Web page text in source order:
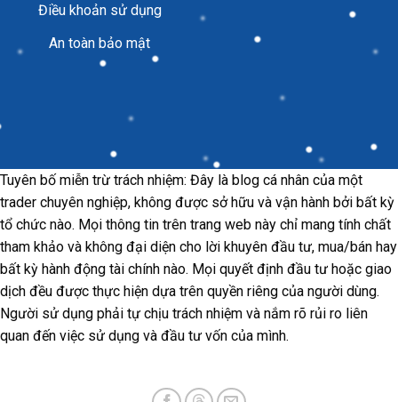
Điều khoản sử dụng
An toàn bảo mật
Tuyên bố miễn trừ trách nhiệm: Đây là blog cá nhân của một
trader chuyên nghiệp, không được sở hữu và vận hành bởi bất kỳ
tổ chức nào. Mọi thông tin trên trang web này chỉ mang tính chất
tham khảo và không đại diện cho lời khuyên đầu tư, mua/bán hay
bất kỳ hành động tài chính nào. Mọi quyết định đầu tư hoặc giao
dịch đều được thực hiện dựa trên quyền riêng của người dùng.
Người sử dụng phải tự chịu trách nhiệm và nắm rõ rủi ro liên
quan đến việc sử dụng và đầu tư vốn của mình.